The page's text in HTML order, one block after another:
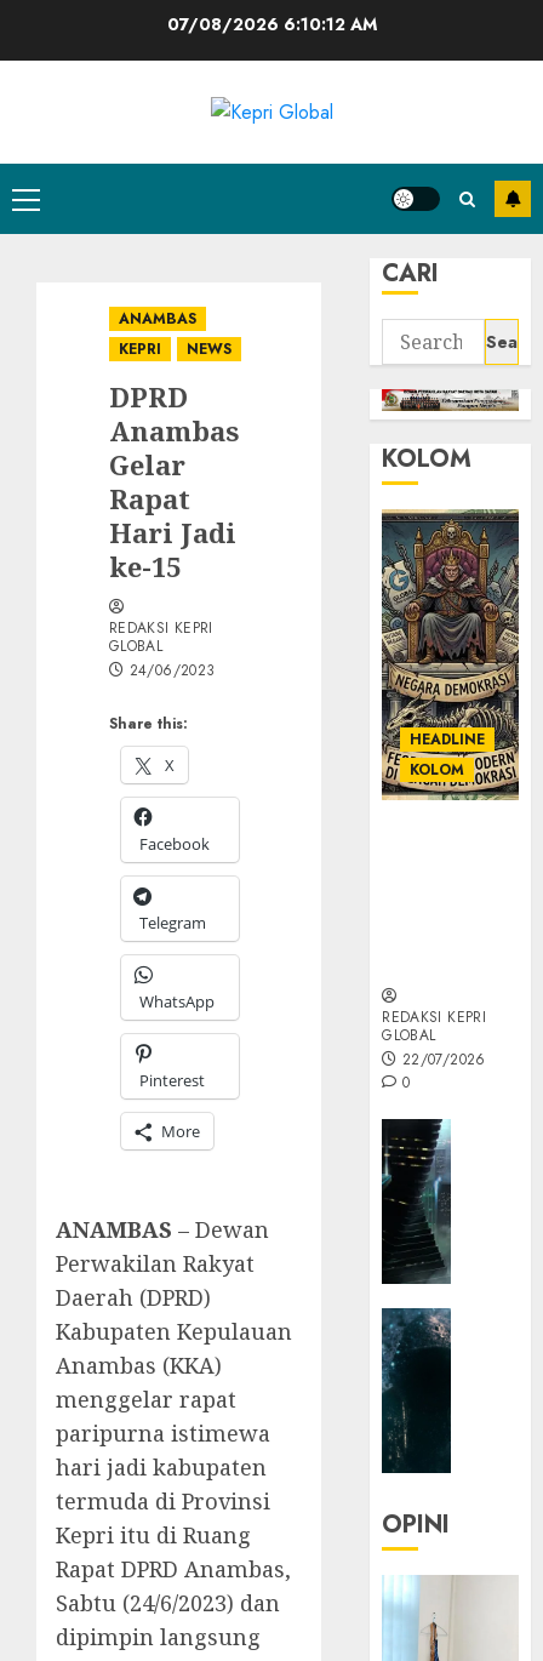
07/08/2026 6:10:13 AM
Primary
Menu
ANAMBAS
KEPRI
NEWS
DPRD
Anambas
Gelar
Rapat
Hari Jadi
ke-15
Share this:
X
Facebook
Telegram
WhatsApp
Pinterest
More
REDAKSI KEPRI
GLOBAL
24/06/2023
ANAMBAS – Dewan
Perwakilan Rakyat
Daerah (DPRD)
Kabupaten Kepulauan
Anambas (KKA)
menggelar rapat
paripurna istimewa
hari jadi kabupaten
termuda di Provinsi
Kepri itu di Ruang
Rapat DPRD Anambas,
Sabtu (24/6/2023) dan
dipimpin langsung
CARI
Search
for:
KOLOM
HEADLINE
KOLOM
REDAKSI KEPRI
GLOBAL
22/07/2026
0
OPINI